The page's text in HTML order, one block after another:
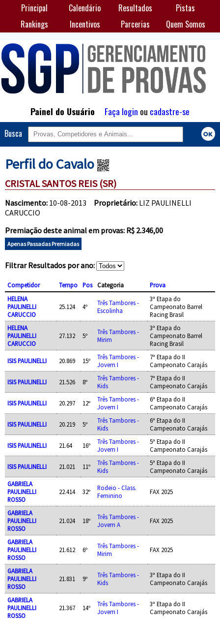
Principal Calendário Resultados
Pistas
Rankings
Incentivos Parcerias Quem Somos
Painel do Usuário Faça login ou cadastre-se
Busca
Perfil do Cavalo
CRISTAL SANTOS REIS (SR)
Nascimento: 10-08-2013 Proprietário: LIZ PAULINELLI
CARUCCIO
Premiação deste animal em provas: R$ 2.346,00
Apenas Passadas Premiadas
Filtrar Resultados por ano:
Competidor Tempo Pos Categoria
Prova
HELENA
PAULINELLI
CARUCCIO
25.124 4º
Três Tambores -
Escolinha
3ª Etapa do
Campeonato Barrel
Racing Brasil
HELENA
PAULINELLI
CARUCCIO
27.132 5º
Três Tambores -
Mirim
3ª Etapa do
Campeonato Barrel
Racing Brasil
ISIS PAULINELLI 20.869 15º
Três Tambores -
Jovem I
7ª Etapa do II
Campeonato Carajás
ISIS PAULINELLI 21.526 8º
Três Tambores -
Kids
7ª Etapa do II
Campeonato Carajás
ISIS PAULINELLI 20.297 12º
Três Tambores -
Jovem I
6ª Etapa do II
Campeonato Carajás
ISIS PAULINELLI 20.219 5º
Três Tambores -
Kids
6ª Etapa do II
Campeonato Carajás
ISIS PAULINELLI 21.64 16º
Três Tambores -
Jovem I
5ª Etapa do II
Campeonato Carajás
ISIS PAULINELLI 21.021 11º
Três Tambores -
Kids
5ª Etapa do II
Campeonato Carajás
GABRIELA
PAULINELLI
ROSSO
22.414 32º
Rodeio - Class.
Feminino
FAX 2025
GABRIELA
PAULINELLI
ROSSO
21.024 18º
Três Tambores -
Jovem A
FAX 2025
GABRIELA
PAULINELLI
ROSSO
21.612 6º
Três Tambores -
Mirim
FAX 2025
GABRIELA
PAULINELLI
ROSSO
21.831 9º
Três Tambores -
Kids
3ª Etapa do II
Campeonato Carajás
GABRIELA
PAULINELLI
ROSSO
21.367 14º
Três Tambores -
Jovem I
3ª Etapa do II
Campeonato Carajás